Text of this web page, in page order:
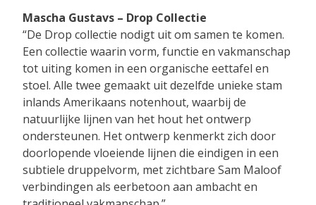
Mascha Gustavs – Drop Collectie
“De Drop collectie nodigt uit om samen te komen.
Een collectie waarin vorm, functie en vakmanschap
tot uiting komen in een organische eettafel en
stoel. Alle twee gemaakt uit dezelfde unieke stam
inlands Amerikaans notenhout, waarbij de
natuurlijke lijnen van het hout het ontwerp
ondersteunen. Het ontwerp kenmerkt zich door
doorlopende vloeiende lijnen die eindigen in een
subtiele druppelvorm, met zichtbare Sam Maloof
verbindingen als eerbetoon aan ambacht en